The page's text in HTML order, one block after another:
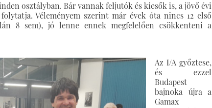
osztályban. Bár vannak feljutók és kiesők is, a jövő évi
Véleményem szerint már évek óta nincs 12 első
8 sem), jó lenne ennek megfelelően csökkenteni a
Az I/A győztese,
és ezzel
Budapest
bajnoka újra a
Gamax